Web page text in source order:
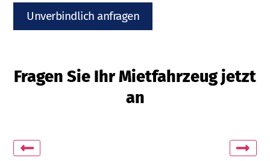
Unverbindlich anfragen
Fragen Sie Ihr Mietfahrzeug jetzt
an